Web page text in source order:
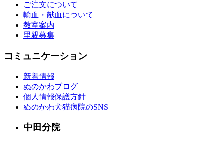
ご注文について
輸血・献血について
教室案内
里親募集
コミュニケーション
新着情報
ぬのかわブログ
個人情報保護方針
ぬのかわ犬猫病院のSNS
中田分院